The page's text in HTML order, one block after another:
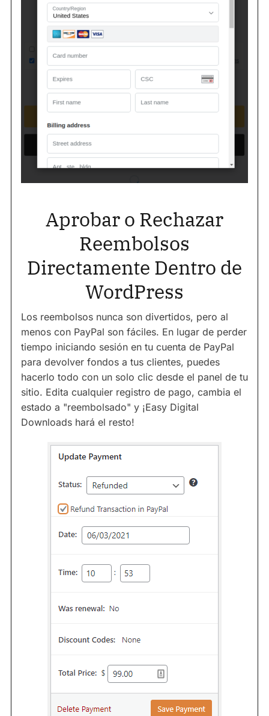
Aprobar o Rechazar
Reembolsos
Directamente Dentro de
WordPress
Los reembolsos nunca son divertidos, pero al
menos con PayPal son fáciles. En lugar de perder
tiempo iniciando sesión en tu cuenta de PayPal
para devolver fondos a tus clientes, puedes
hacerlo todo con un solo clic desde el panel de tu
sitio. Edita cualquier registro de pago, cambia el
estado a "reembolsado" y ¡Easy Digital
Downloads hará el resto!